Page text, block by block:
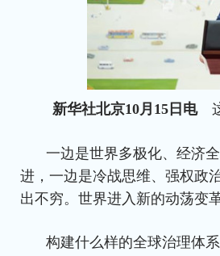
新华社北京10月15日电这
一边是世界多极化、经济
进，一边是冷战思维、强权政
出不穷。世界进入新的动荡变
构建什么样的全球治理体